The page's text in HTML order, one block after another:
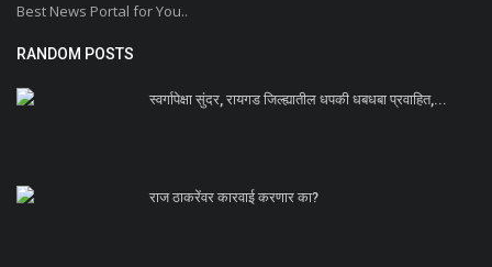
Best News Portal for You..
RANDOM POSTS
स्वर्गापेक्षा सुंदर, रायगड जिल्ह्यातील धपकी धबधबा प्रवाहित,...
राज ठाकरेंवर कारवाई करणार का?